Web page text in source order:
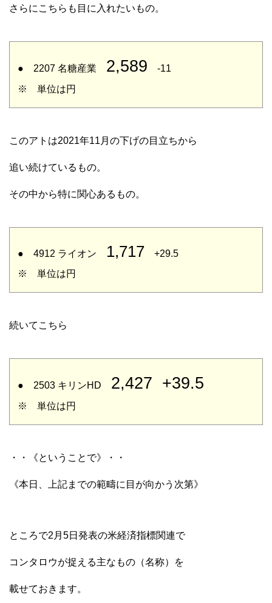
さらにこちらも目に入れたいもの。
● 2207 名糖産業 2,589 -11
※ 単位は円
このアトは2021年11月の下げの目立ちから
追い続けているもの。
その中から特に関心あるもの。
● 4912 ライオン 1,717 +29.5
※ 単位は円
続いてこちら
● 2503 キリンHD 2,427 +39.5
※ 単位は円
・・《ということで》・・
《本日、上記までの範疇に目が向かう次第》
ところで2月5日発表の米経済指標関連で
コンタロウが捉える主なもの（名称）を
載せておきます。